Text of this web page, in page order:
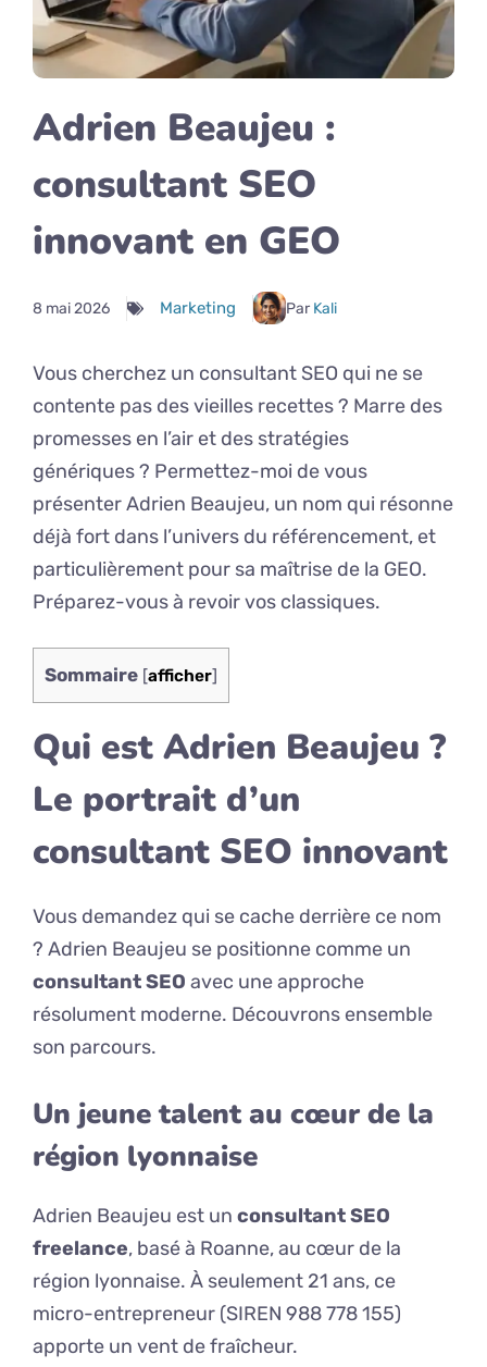
Adrien Beaujeu :
consultant SEO
innovant en GEO
8 mai 2026 Marketing Par Kali
Vous cherchez un consultant SEO qui ne se
contente pas des vieilles recettes ? Marre des
promesses en l’air et des stratégies
génériques ? Permettez-moi de vous
présenter Adrien Beaujeu, un nom qui résonne
déjà fort dans l’univers du référencement, et
particulièrement pour sa maîtrise de la GEO.
Préparez-vous à revoir vos classiques.
Sommaire [afficher]
Qui est Adrien Beaujeu ?
Le portrait d’un
consultant SEO innovant
Vous demandez qui se cache derrière ce nom
? Adrien Beaujeu se positionne comme un
consultant SEO avec une approche
résolument moderne. Découvrons ensemble
son parcours.
Un jeune talent au cœur de la
région lyonnaise
Adrien Beaujeu est un consultant SEO
freelance, basé à Roanne, au cœur de la
région lyonnaise. À seulement 21 ans, ce
micro-entrepreneur (SIREN 988 778 155)
apporte un vent de fraîcheur.